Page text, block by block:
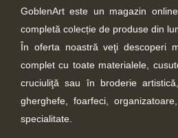
GoblenArt este un magazin
completă colecție de produse din
În oferta noastră veţi descoperi
complet cu toate materialele,
cruciuliţă sau în broderie
gherghefe, foarfeci,
specialitate.